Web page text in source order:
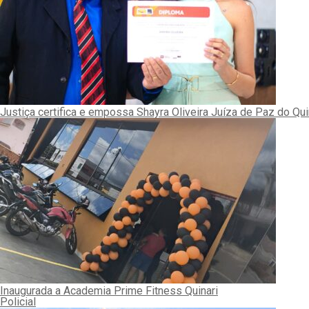
Justiça certifica e empossa Shayra Oliveira Juíza de Paz do
Inaugurada a Academia Prime Fitness Quinari
Policial